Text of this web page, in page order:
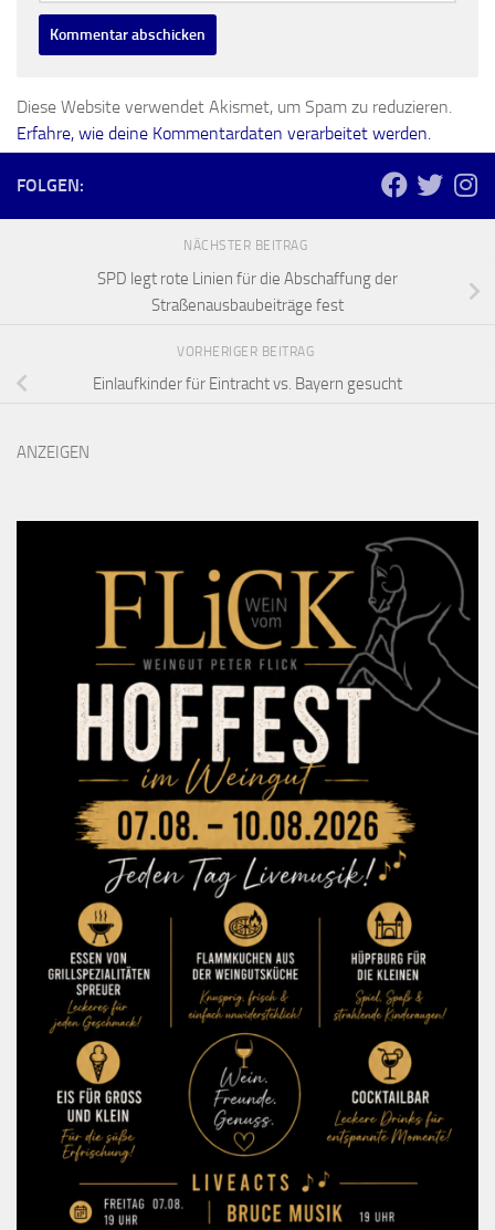
Diese Website verwendet Akismet, um Spam zu reduzieren.
Erfahre, wie deine Kommentardaten verarbeitet werden.
FOLGEN:
NÄCHSTER BEITRAG
SPD legt rote Linien für die Abschaffung der
Straßenausbaubeiträge fest
VORHERIGER BEITRAG
Einlaufkinder für Eintracht vs. Bayern gesucht
ANZEIGEN